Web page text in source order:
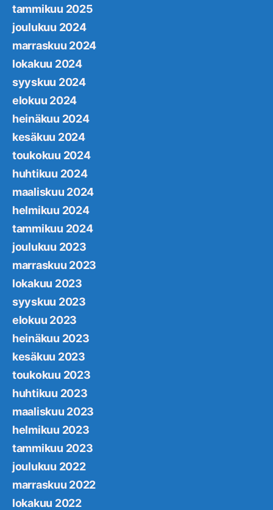
tammikuu 2025
joulukuu 2024
marraskuu 2024
lokakuu 2024
syyskuu 2024
elokuu 2024
heinäkuu 2024
kesäkuu 2024
toukokuu 2024
huhtikuu 2024
maaliskuu 2024
helmikuu 2024
tammikuu 2024
joulukuu 2023
marraskuu 2023
lokakuu 2023
syyskuu 2023
elokuu 2023
heinäkuu 2023
kesäkuu 2023
toukokuu 2023
huhtikuu 2023
maaliskuu 2023
helmikuu 2023
tammikuu 2023
joulukuu 2022
marraskuu 2022
lokakuu 2022